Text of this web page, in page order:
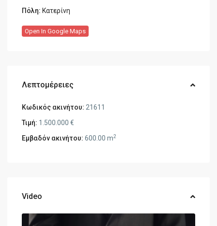
Πόλη: Κατερίνη
Open In Google Maps
Λεπτομέρειες
Κωδικός ακινήτου: 21611
Τιμή: 1.500.000 €
Εμβαδόν ακινήτου: 600.00 m2
Video